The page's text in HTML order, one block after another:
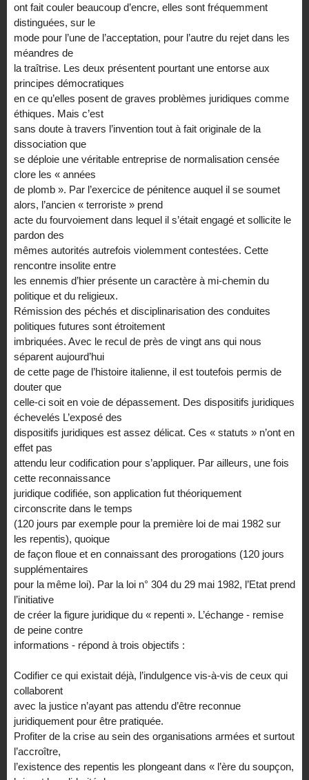
ont fait couler beaucoup d’encre, elles sont fréquemment
distinguées, sur le
mode pour l’une de l’acceptation, pour l’autre du rejet dans les
méandres de
la traîtrise. Les deux présentent pourtant une entorse aux
principes démocratiques
en ce qu’elles posent de graves problèmes juridiques comme
éthiques. Mais c’est
sans doute à travers l’invention tout à fait originale de la
dissociation que
se déploie une véritable entreprise de normalisation censée
clore les « années
de plomb ». Par l’exercice de pénitence auquel il se soumet
alors, l’ancien « terroriste » prend
acte du fourvoiement dans lequel il s’était engagé et sollicite le
pardon des
mêmes autorités autrefois violemment contestées. Cette
rencontre insolite entre
les ennemis d’hier présente un caractère à mi-chemin du
politique et du religieux.
Rémission des péchés et disciplinarisation des conduites
politiques futures sont étroitement
imbriquées. Avec le recul de près de vingt ans qui nous
séparent aujourd’hui
de cette page de l’histoire italienne, il est toutefois permis de
douter que
celle-ci soit en voie de dépassement. Des dispositifs juridiques
échevelés L’exposé des
dispositifs juridiques est assez délicat. Ces « statuts » n’ont en
effet pas
attendu leur codification pour s’appliquer. Par ailleurs, une fois
cette reconnaissance
juridique codifiée, son application fut théoriquement
circonscrite dans le temps
(120 jours par exemple pour la première loi de mai 1982 sur
les repentis), quoique
de façon floue et en connaissant des prorogations (120 jours
supplémentaires
pour la même loi). Par la loi n° 304 du 29 mai 1982, l’Etat prend
l’initiative
de créer la figure juridique du « repenti ». L’échange - remise
de peine contre
informations - répond à trois objectifs :
Codifier ce qui existait déjà, l’indulgence vis-à-vis de ceux qui
collaborent
avec la justice n’ayant pas attendu d’être reconnue
juridiquement pour être pratiquée.
Profiter de la crise au sein des organisations armées et surtout
l’accroître,
l’existence des repentis les plongeant dans « l’ère du soupçon,